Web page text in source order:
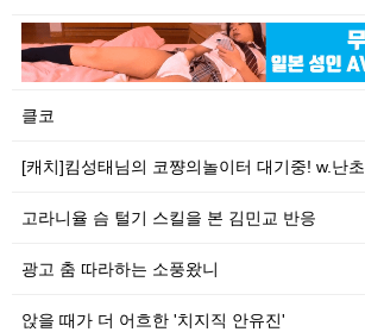
클코
[캐치]킴성태님의 코쨩의놀이터 대기중! w.난초
고라니율 슴 털기 스킬을 본 김민교 반응
광고 춤 따라하는 소풍왔니
앉을 때가 더 어흐한 '치지직 안유진'